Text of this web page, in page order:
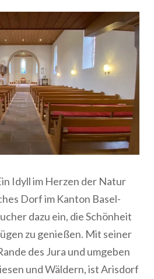
Idyll im Herzen der Natur
Dorf im Kanton Basel-
dazu ein, die Schönheit
zu genießen. Mit seiner
des Jura und umgeben
und Wäldern, ist Arisdorf